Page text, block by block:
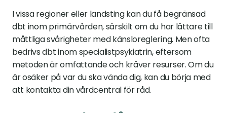
I vissa regioner eller landsting kan du få begränsad
dbt inom primärvården, särskilt om du har lättare till
måttliga svårigheter med känsloreglering. Men ofta
bedrivs dbt inom specialistpsykiatrin, eftersom
metoden är omfattande och kräver resurser. Om du
är osäker på var du ska vända dig, kan du börja med
att kontakta din vårdcentral för råd.